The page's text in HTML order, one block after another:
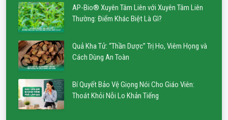
AP-Bio® Xuyên Tâm Liên với Xuyên Tâm Liên
Thường: Điểm Khác Biệt Là Gì?
Quả Kha Tử: “Thần Dược” Trị Ho, Viêm Họng và
Cách Dùng An Toàn
Bí Quyết Bảo Vệ Giọng Nói Cho Giáo Viên:
Thoát Khỏi Nỗi Lo Khản Tiếng